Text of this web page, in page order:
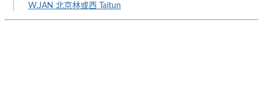
W.JAN 北京林或西 Taitun